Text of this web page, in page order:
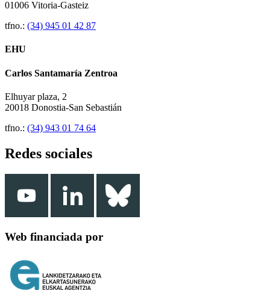
01006 Vitoria-Gasteiz
tfno.: (34) 945 01 42 87
EHU
Carlos Santamaría Zentroa
Elhuyar plaza, 2
20018 Donostia-San Sebastián
tfno.: (34) 943 01 74 64
Redes sociales
Web financiada por